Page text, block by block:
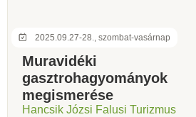
2025.09.27-28., szombat-vasárnap
Muravidéki
gasztrohagyományok
megismerése
Hancsik Józsi Falusi Turizmus